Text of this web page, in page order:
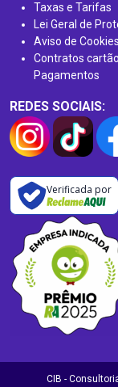
Taxas e Tarifas
Lei Geral de
Aviso de Cookies
Contratos
Pagamentos
REDES SOCIAIS:
Verificada por
CIB -